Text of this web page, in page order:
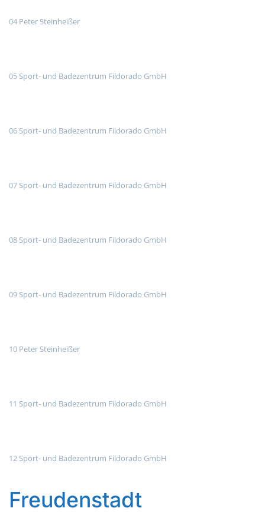
04 Peter Steinheißer
05 Sport- und Badezentrum Fildorado GmbH
06 Sport- und Badezentrum Fildorado GmbH
07 Sport- und Badezentrum Fildorado GmbH
08 Sport- und Badezentrum Fildorado GmbH
09 Sport- und Badezentrum Fildorado GmbH
10 Peter Steinheißer
11 Sport- und Badezentrum Fildorado GmbH
12 Sport- und Badezentrum Fildorado GmbH
Freudenstadt